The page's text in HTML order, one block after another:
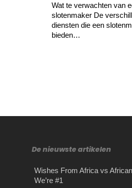
Wat te verwachten van
slotenmaker De
diensten die een
bieden…
De nieuwste artikelen
Wishes From Africa vs
We’re #1